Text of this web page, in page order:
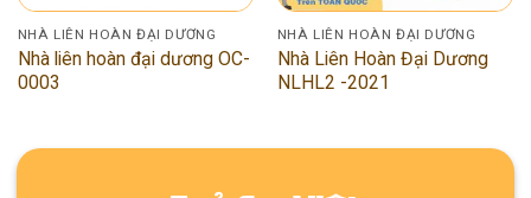
NHÀ LIÊN HOÀN ĐẠI DƯƠNG
Nhà liên hoàn đại dương OC-
0003
NHÀ LIÊN HOÀN ĐẠI DƯƠNG
Nhà Liên Hoàn Đại Dương
NLHL2 -2021